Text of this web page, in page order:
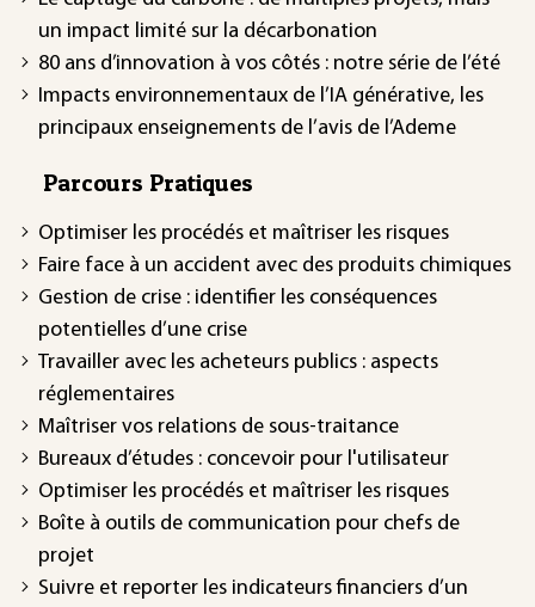
un impact limité sur la décarbonation
80 ans d’innovation à vos côtés : notre série de l’été
Impacts environnementaux de l’IA générative, les
principaux enseignements de l’avis de l’Ademe
Parcours Pratiques
Optimiser les procédés et maîtriser les risques
Faire face à un accident avec des produits chimiques
Gestion de crise : identifier les conséquences
potentielles d’une crise
Travailler avec les acheteurs publics : aspects
réglementaires
Maîtriser vos relations de sous-traitance
Bureaux d’études : concevoir pour l'utilisateur
Optimiser les procédés et maîtriser les risques
Boîte à outils de communication pour chefs de
projet
Suivre et reporter les indicateurs financiers d’un